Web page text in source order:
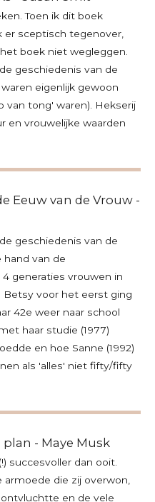
Toen ik dit boek
er sceptisch tegenover,
boek niet wegleggen.
geschiedenis van de
eigenlijk gewoon
van tong' waren). Hekserij
en vrouwelijke waarden
Eeuw van de Vrouw -
geschiedenis van de
hand van de
generaties vrouwen in
voor het eerst ging
42e weer naar school
haar studie (1977)
en hoe Sanne (1992)
als 'alles' niet fifty/fifty
- Maye Musk
succesvoller dan ooit.
die zij overwon,
en de vele